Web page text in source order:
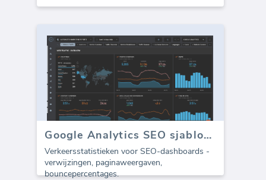
Google Analytics SEO sjabloon - Verkeer
Verkeersstatistieken voor SEO-dashboards -
verwijzingen, paginaweergaven,
bouncepercentages.